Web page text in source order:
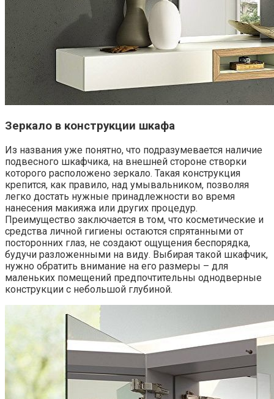
Зеркало в конструкции шкафа
Из названия уже понятно, что подразумевается наличие
подвесного шкафчика, на внешней стороне створки
которого расположено зеркало. Такая конструкция
крепится, как правило, над умывальником, позволяя
легко достать нужные принадлежности во время
нанесения макияжа или других процедур.
Преимущество заключается в том, что косметические и
средства личной гигиены остаются спрятанными от
посторонних глаз, не создают ощущения беспорядка,
будучи разложенными на виду. Выбирая такой шкафчик,
нужно обратить внимание на его размеры – для
маленьких помещений предпочтительны однодверные
конструкции с небольшой глубиной.